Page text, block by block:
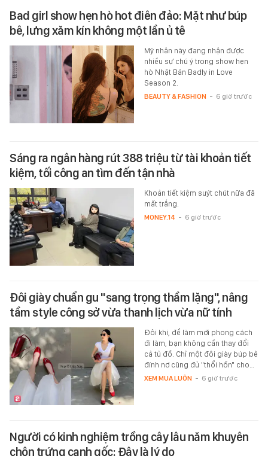
Bad girl show hẹn hò hot điên đảo: Mặt như búp
bê, lưng xăm kín không một lần ủ tê
Mỹ nhân này đang nhận được
nhiều sự chú ý trong show hẹn
hò Nhật Bản Badly in Love
Season 2.
BEAUTY & FASHION - 6 giờ trước
Sáng ra ngân hàng rút 388 triệu từ tài khoản tiết
kiệm, tối công an tìm đến tận nhà
Khoản tiết kiệm suýt chút nữa đã
mất trắng.
MONEY.14 - 6 giờ trước
Đôi giày chuẩn gu "sang trọng thầm lặng", nâng
tầm style công sở vừa thanh lịch vừa nữ tính
Đôi khi, để làm mới phong cách
đi làm, bạn không cần thay đổi
cả tủ đồ. Chỉ một đôi giày búp bê
đính nơ cũng đủ "thổi hồn" cho…
XEM MUA LUÔN - 6 giờ trước
Người có kinh nghiệm trồng cây lâu năm khuyên
chôn trứng cạnh gốc: Đây là lý do